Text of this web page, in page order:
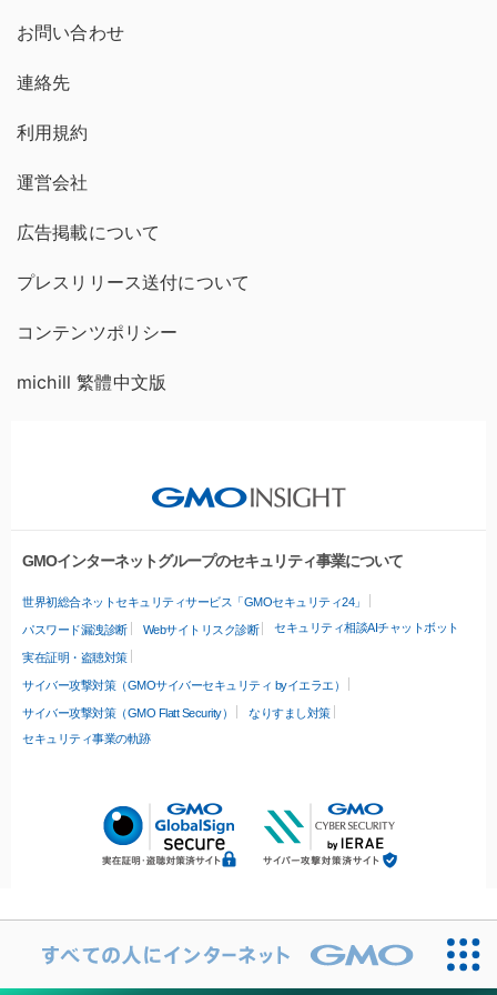
お問い合わせ
連絡先
利用規約
運営会社
広告掲載について
プレスリリース送付について
コンテンツポリシー
michill 繁體中文版
GMOインターネットグループのセキュリティ事業について
世界初総合ネットセキュリティサービス「GMOセキュリティ24」
パスワード漏洩診断 Webサイトリスク診断 セキュリティ相談AIチャットボット
実在証明・盗聴対策
サイバー攻撃対策（GMOサイバーセキュリティ byイエラエ）
サイバー攻撃対策（GMO Flatt Security）
なりすまし対策
セキュリティ事業の軌跡